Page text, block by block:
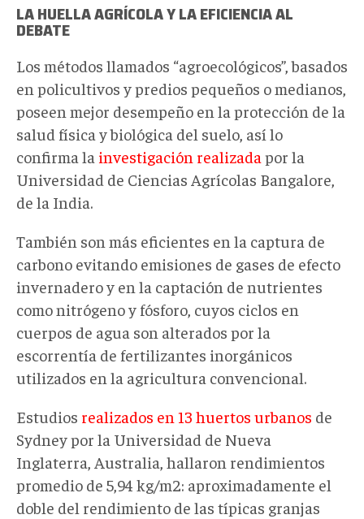
LA HUELLA AGRÍCOLA Y LA EFICIENCIA AL
DEBATE
Los métodos llamados “agroecológicos”, basados
en policultivos y predios pequeños o medianos,
poseen mejor desempeño en la protección de la
salud física y biológica del suelo, así lo
confirma la investigación realizada por la
Universidad de Ciencias Agrícolas Bangalore,
de la India.
También son más eficientes en la captura de
carbono evitando emisiones de gases de efecto
invernadero y en la captación de nutrientes
como nitrógeno y fósforo, cuyos ciclos en
cuerpos de agua son alterados por la
escorrentía de fertilizantes inorgánicos
utilizados en la agricultura convencional.
Estudios realizados en 13 huertos urbanos de
Sydney por la Universidad de Nueva
Inglaterra, Australia, hallaron rendimientos
promedio de 5,94 kg/m2: aproximadamente el
doble del rendimiento de las típicas granjas